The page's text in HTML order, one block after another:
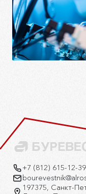
+7 (812) 615-12-39
197375, Санкт-